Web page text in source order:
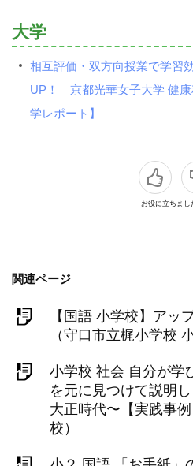
大学
相互評価・双方向授業で学習
UP！ 京都光華女子大学 健
学レポート】
お役に立ちまし
関連ページ
【国語 小学校】アッ
（守口市立梶小学校
小学校 社会 自分が学
を元に見つけて説明
大正時代〜【実践事
校）